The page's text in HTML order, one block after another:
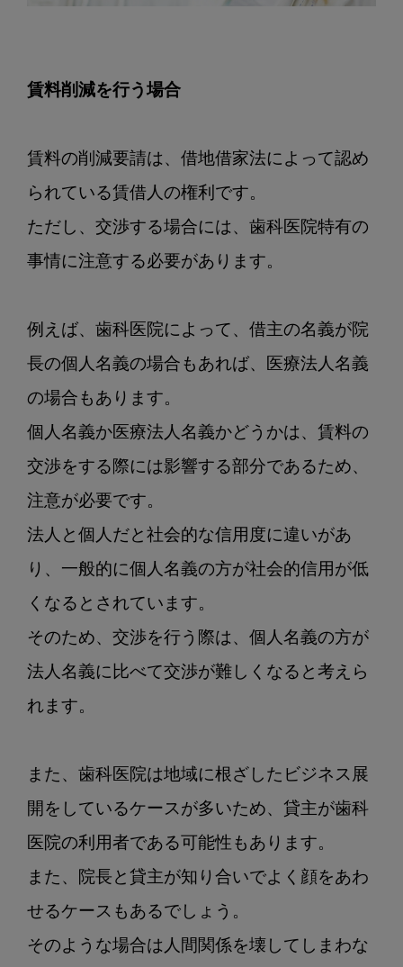
賃料削減を行う場合
賃料の削減要請は、借地借家法によって認め
られている賃借人の権利です。
ただし、交渉する場合には、歯科医院特有の
事情に注意する必要があります。
例えば、歯科医院によって、借主の名義が院
長の個人名義の場合もあれば、医療法人名義
の場合もあります。
個人名義か医療法人名義かどうかは、賃料の
交渉をする際には影響する部分であるため、
注意が必要です。
法人と個人だと社会的な信用度に違いがあ
り、一般的に個人名義の方が社会的信用が低
くなるとされています。
そのため、交渉を行う際は、個人名義の方が
法人名義に比べて交渉が難しくなると考えら
れます。
また、歯科医院は地域に根ざしたビジネス展
開をしているケースが多いため、貸主が歯科
医院の利用者である可能性もあります。
また、院長と貸主が知り合いでよく顔をあわ
せるケースもあるでしょう。
そのような場合は人間関係を壊してしまわな